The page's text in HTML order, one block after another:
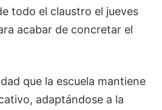
todo el claustro el jueves
acabar de concretar el
que la escuela mantiene
adaptándose a la